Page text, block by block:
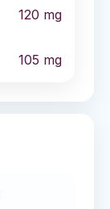
120 mg
105 mg